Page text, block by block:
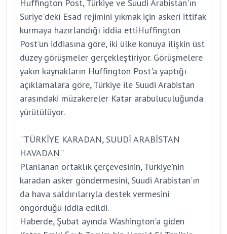
Huffington Post, Türkiye ve Suudi Arabistan'ın
Suriye'deki Esad rejimini yıkmak için askeri ittifak
kurmaya hazırlandığı iddia ettiHuffington
Post'un iddiasına göre, iki ülke konuya ilişkin üst
düzey görüşmeler gerçekleştiriyor. Görüşmelere
yakın kaynakların Huffington Post'a yaptığı
açıklamalara göre, Türkiye ile Suudi Arabistan
arasındaki müzakereler Katar arabuluculuğunda
yürütülüyor.
''TÜRKİYE KARADAN, SUUDİ ARABİSTAN
HAVADAN''
Planlanan ortaklık çerçevesinin, Türkiye'nin
karadan asker göndermesini, Suudi Arabistan'ın
da hava saldırılarıyla destek vermesini
öngördüğü iddia edildi.
Haberde, Şubat ayında Washington'a giden